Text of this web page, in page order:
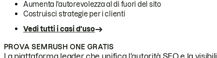
Aumenta l'autorevolezza al di fuori del sito
Costruisci strategie per i clienti
Vedi tutti i casi d'uso
PROVA SEMRUSH ONE GRATIS
La piattaforma leader che unifica l'autorità SEO e la